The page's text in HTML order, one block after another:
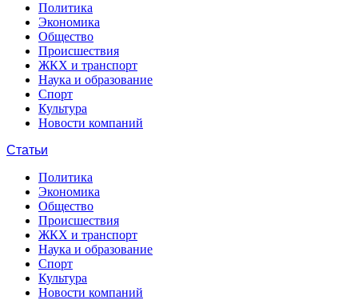
Политика
Экономика
Общество
Происшествия
ЖКХ и транспорт
Наука и образование
Спорт
Культура
Новости компаний
Статьи
Политика
Экономика
Общество
Происшествия
ЖКХ и транспорт
Наука и образование
Спорт
Культура
Новости компаний